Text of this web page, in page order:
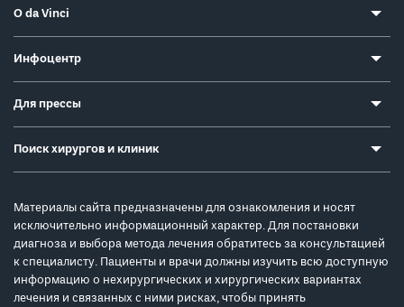
О da Vinci
Инфоцентр
Для прессы
Поиск хирургов и клиник
Материалы сайта предназначены для ознакомления и носят
исключительно информационный характер. Для постановки
диагноза и выбора метода лечения обратитесь за консультацией
к специалисту. Пациенты и врачи должны изучить всю доступную
информацию о нехирургических и хирургических вариантах
лечения и связанных с ними рисках, чтобы принять